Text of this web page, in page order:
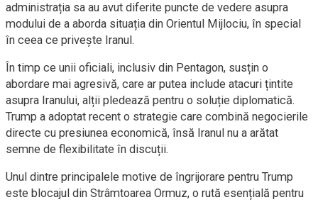
administrația sa au avut diferite puncte de vedere asupra
modului de a aborda situația din Orientul Mijlociu, în special
în ceea ce privește Iranul.
În timp ce unii oficiali, inclusiv din Pentagon, susțin o
abordare mai agresivă, care ar putea include atacuri țintite
asupra Iranului, alții pledează pentru o soluție diplomatică.
Trump a adoptat recent o strategie care combină negocierile
directe cu presiunea economică, însă Iranul nu a arătat
semne de flexibilitate în discuții.
Unul dintre principalele motive de îngrijorare pentru Trump
este blocajul din Strâmtoarea Ormuz, o rută esențială pentru